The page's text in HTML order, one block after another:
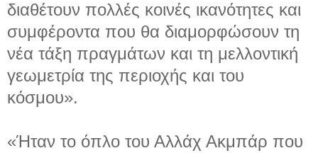
διαθέτουν πολλές κοινές ικανότητες και
συμφέροντα που θα διαμορφώσουν τη
νέα τάξη πραγμάτων και τη μελλοντική
γεωμετρία της περιοχής και του
κόσμου».
«Ήταν το όπλο του Αλλάχ Ακμπάρ που